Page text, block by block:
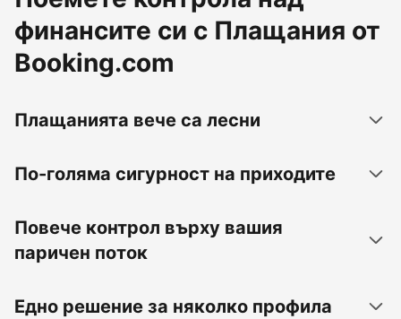
финансите си с Плащания от
Booking.com
Плащанията вече са лесни
По-голяма сигурност на приходите
Повече контрол върху вашия
паричен поток
Едно решение за няколко профила